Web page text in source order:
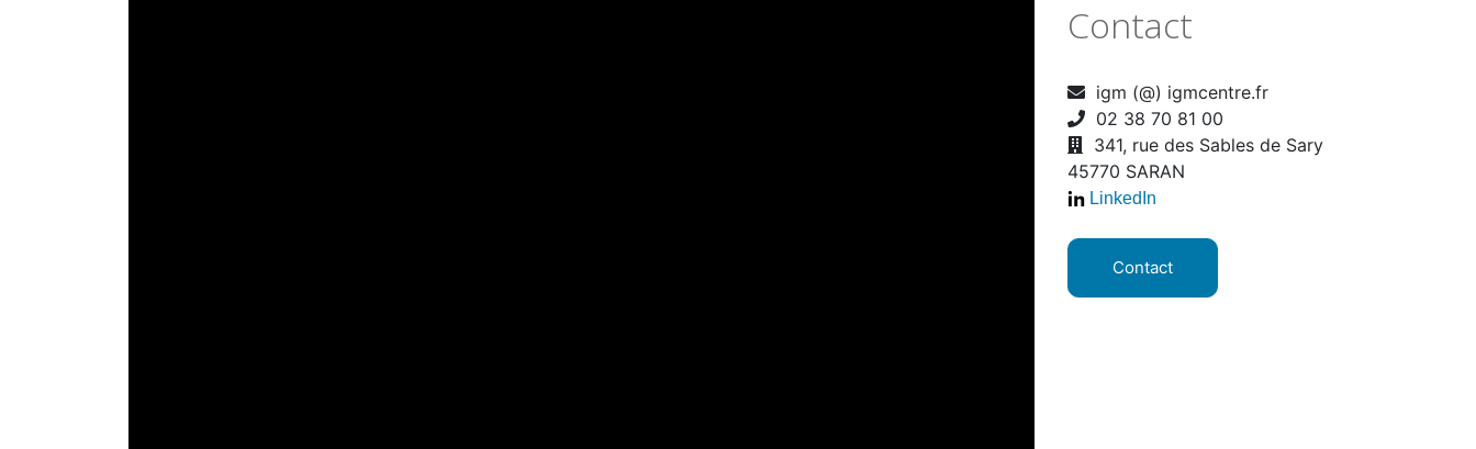
Contact
igm (@) igmcentre.fr
02 38 70 81 00
341, rue des Sables de Sary
45770 SARAN
LinkedIn
Contact